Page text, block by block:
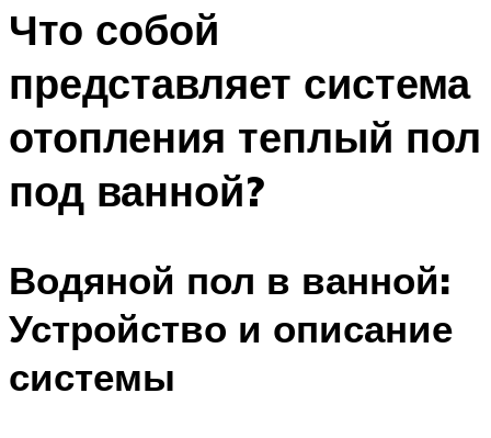
Что собой
представляет система
отопления теплый пол
под ванной?
Водяной пол в ванной:
Устройство и описание
системы